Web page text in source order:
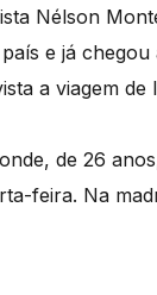
Nélson
e já
a viagem de
de 26
feira. Na